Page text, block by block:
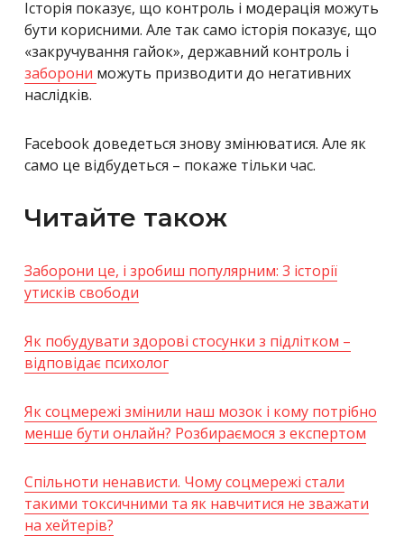
Історія показує, що контроль і модерація можуть
бути корисними. Але так само історія показує, що
«закручування гайок», державний контроль і
заборони можуть призводити до негативних
наслідків.
Facebook доведеться знову змінюватися. Але як
само це відбудеться – покаже тільки час.
Читайте також
Заборони це, і зробиш популярним: 3 історії
утисків свободи
Як побудувати здорові стосунки з підлітком –
відповідає психолог
Як соцмережі змінили наш мозок і кому потрібно
менше бути онлайн? Розбираємося з експертом
Спільноти ненависти. Чому соцмережі стали
такими токсичними та як навчитися не зважати
на хейтерів?